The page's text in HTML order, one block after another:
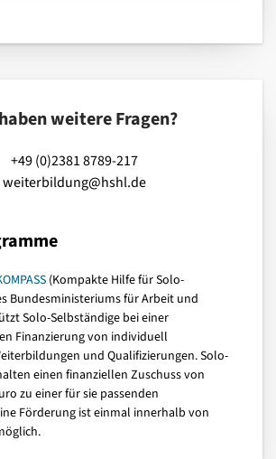
weitere Fragen?
+49 (0)2381 8789-217
weiterbildung@hshl.de
(Kompakte Hilfe für Solo-
Bundesministeriums für Arbeit und
Solo-Selbständige bei einer
Finanzierung von individuell
und Qualifizierungen. Solo-
einen finanziellen Zuschuss von
zu einer für sie passenden
Förderung ist einmal innerhalb von